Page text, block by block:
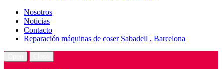
Nosotros
Noticias
Contacto
Reparación máquinas de coser Sabadell , Barcelona